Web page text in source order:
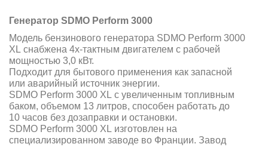
Генератор SDMO Perform 3000
Модель бензинового генератора SDMO Perform 3000
XL снабжена 4х-тактным двигателем с рабочей
мощностью 3,0 кВт.
Подходит для бытового применения как запасной
или аварийный источник энергии.
SDMO Perform 3000 XL с увеличенным топливным
баком, объемом 13 литров, способен работать до
10 часов без дозаправки и остановки.
SDMO Perform 3000 XL изготовлен на
специализированном заводе во Франции. Завод